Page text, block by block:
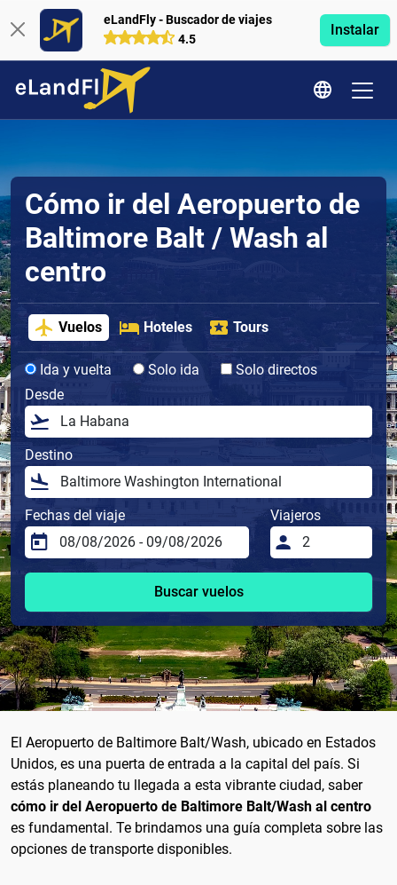
eLandFly - Buscador de viajes
4.5
Instalar
Cómo ir del Aeropuerto de
Baltimore Balt / Wash al
centro
Vuelos Hoteles Tours
Ida y vuelta Solo ida
Solo directos
Desde
Destino
Fechas del viaje Viajeros
Buscar vuelos
El Aeropuerto de Baltimore Balt/Wash, ubicado en Estados
Unidos, es una puerta de entrada a la capital del país. Si
estás planeando tu llegada a esta vibrante ciudad, saber
cómo ir del Aeropuerto de Baltimore Balt/Wash al centro
es fundamental. Te brindamos una guía completa sobre las
opciones de transporte disponibles.